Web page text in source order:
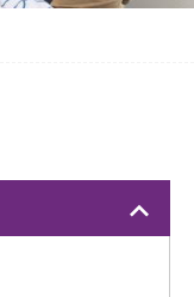
keyboard_arrow_up